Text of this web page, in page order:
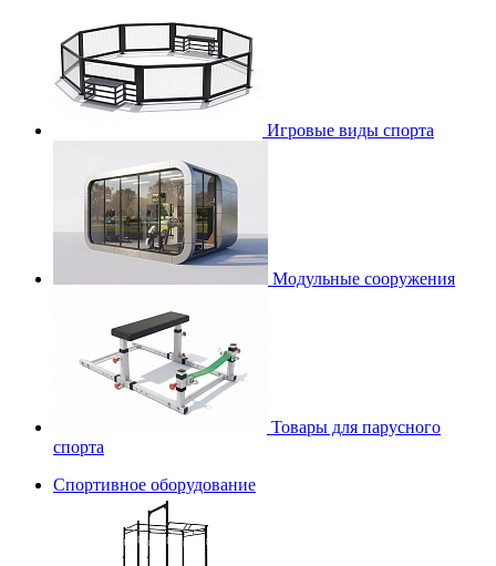
Игровые виды спорта
Модульные сооружения
Товары для парусного
спорта
Спортивное оборудование